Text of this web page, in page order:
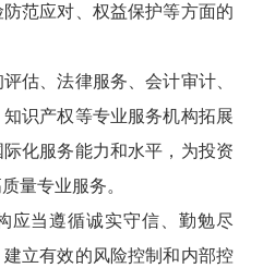
范应对、权益保护等方面的
、法律服务、会计审计、
识产权等专业服务机构拓展
化服务能力和水平，为投资
量专业服务。
当遵循诚实守信、勤勉尽
立有效的风险控制和内部控